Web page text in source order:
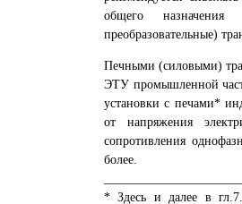
общего назначения
преобразовательные)
Печными (силовыми)
ЭТУ промышленной
установки с печами*
от напряжения
сопротивления
более.
* Здесь и далее в